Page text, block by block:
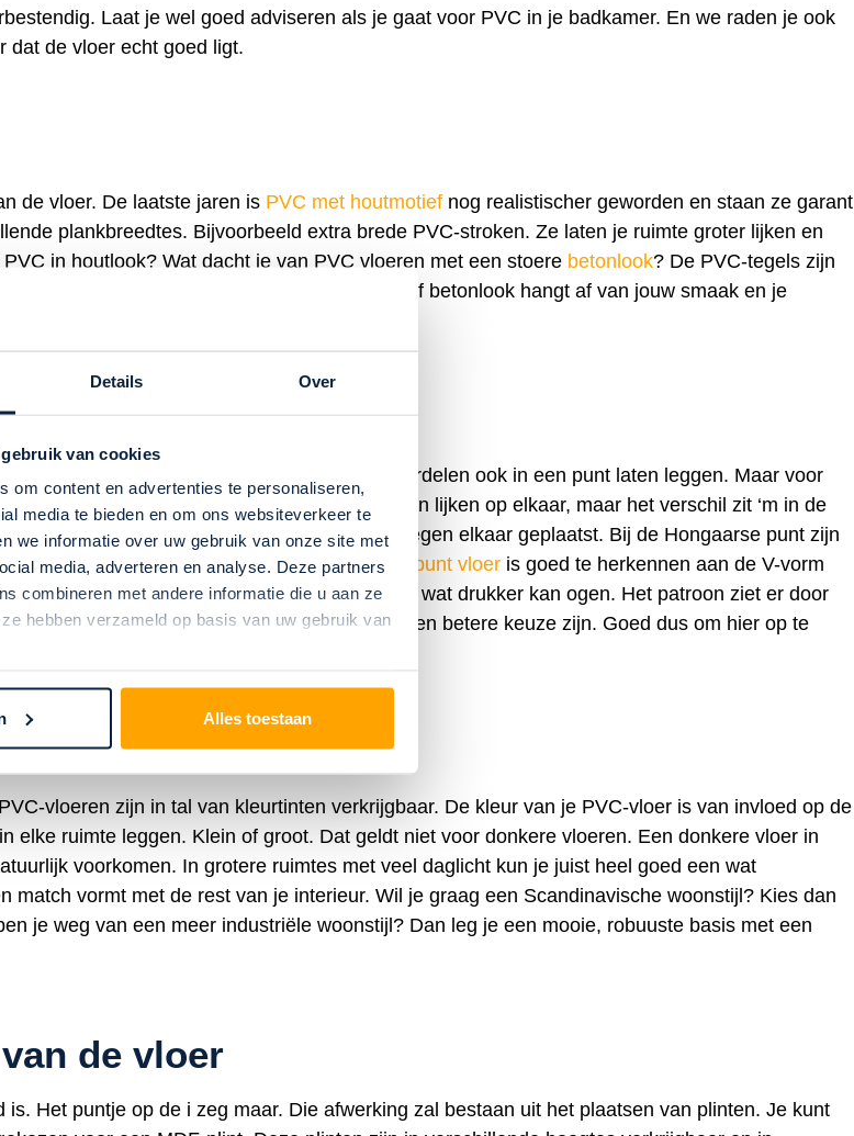
Details Over
van cookies
om content en advertenties te personaliseren,
media te bieden en om ons websiteverkeer te
we informatie over uw gebruik van onze site met
media, adverteren en analyse. Deze partners
combineren met andere informatie die u aan ze
hebben verzameld op basis van uw gebruik van
Alles toestaan
Laat je wel goed adviseren als je gaat voor PVC in je badkamer. En we raden je ook
dat de vloer echt goed ligt.
de vloer. De laatste jaren is PVC met houtmotief nog realistischer geworden en staan ze garant
plankbreedtes. Bijvoorbeeld extra brede PVC-stroken. Ze laten je ruimte groter lijken en
in houtlook? Wat dacht je van PVC vloeren met een stoere betonlook? De PVC-tegels zijn
Of je kiest voor een PVC-vloer met hout- of betonlook hangt af van jouw smaak en je
keuze.
voor rechte planken, maar je kunt de vloerdelen ook in een punt laten leggen. Maar voor
punt, die steeds gewilder wordt. Deze vloeren lijken op elkaar, maar het verschil zit ‘m in de
telkens haaks, in een hoek van 90 graden tegen elkaar geplaatst. Bij de Hongaarse punt zijn
graden tegen elkaar gelegd. EenHongaarse punt vloer is goed te herkennen aan de V-vorm
grotere ruimte? Bedenk dan dat visgraat hier wat drukker kan ogen. Het patroon ziet er door
ruimtes juist wat rustiger en kan daarom een betere keuze zijn. Goed dus om hier op te
vloeren zijn in tal van kleurtinten verkrijgbaar. De kleur van je PVC-vloer is van invloed op de
ruimte leggen. Klein of groot. Dat geldt niet voor donkere vloeren. Een donkere vloer in
voorkomen. In grotere ruimtes met veel daglicht kun je juist heel goed een wat
vormt met de rest van je interieur. Wil je graag een Scandinavische woonstijl? Kies dan
je weg van een meer industriële woonstijl? Dan leg je een mooie, robuuste basis met een
de vloer
Het puntje op de i zeg maar. Die afwerking zal bestaan uit het plaatsen van plinten. Je kunt